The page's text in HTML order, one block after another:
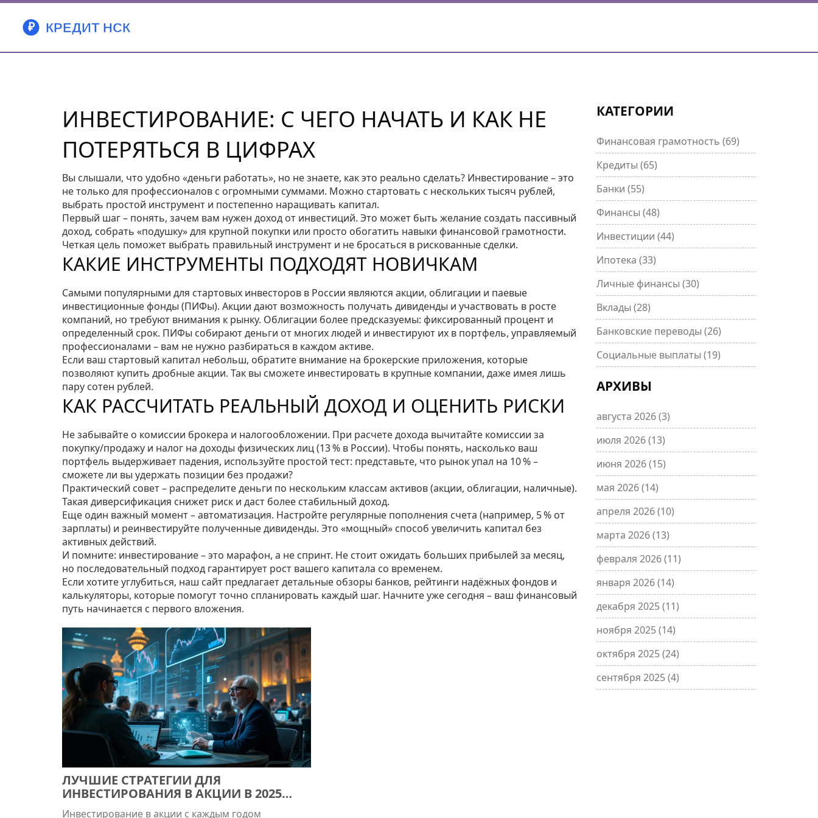
ИНВЕСТИРОВАНИЕ: С ЧЕГО НАЧАТЬ И КАК НЕ
ПОТЕРЯТЬСЯ В ЦИФРАХ
Вы слышали, что удобно «деньги работать», но не знаете, как это реально сделать? Инвестирование – это
не только для профессионалов с огромными суммами. Можно стартовать с нескольких тысяч рублей,
выбрать простой инструмент и постепенно наращивать капитал.
Первый шаг – понять, зачем вам нужен доход от инвестиций. Это может быть желание создать пассивный
доход, собрать «подушку» для крупной покупки или просто обогатить навыки финансовой грамотности.
Четкая цель поможет выбрать правильный инструмент и не бросаться в рискованные сделки.
КАКИЕ ИНСТРУМЕНТЫ ПОДХОДЯТ НОВИЧКАМ
Самыми популярными для стартовых инвесторов в России являются акции, облигации и паевые
инвестиционные фонды (ПИФы). Акции дают возможность получать дивиденды и участвовать в росте
компаний, но требуют внимания к рынку. Облигации более предсказуемы: фиксированный процент и
определенный срок. ПИФы собирают деньги от многих людей и инвестируют их в портфель, управляемый
профессионалами – вам не нужно разбираться в каждом активе.
Если ваш стартовый капитал небольш, обратите внимание на брокерские приложения, которые
позволяют купить дробные акции. Так вы сможете инвестировать в крупные компании, даже имея лишь
пару сотен рублей.
КАК РАССЧИТАТЬ РЕАЛЬНЫЙ ДОХОД И ОЦЕНИТЬ РИСКИ
Не забывайте о комиссии брокера и налогообложении. При расчете дохода вычитайте комиссии за
покупку/продажу и налог на доходы физических лиц (13 % в России). Чтобы понять, насколько ваш
портфель выдерживает падения, используйте простой тест: представьте, что рынок упал на 10 % –
сможете ли вы удержать позиции без продажи?
Практический совет – распределите деньги по нескольким классам активов (акции, облигации, наличные).
Такая диверсификация снижет риск и даст более стабильный доход.
Еще один важный момент – автоматизация. Настройте регулярные пополнения счета (например, 5 % от
зарплаты) и реинвестируйте полученные дивиденды. Это «мощный» способ увеличить капитал без
активных действий.
И помните: инвестирование – это марафон, а не спринт. Не стоит ожидать больших прибылей за месяц,
но последовательный подход гарантирует рост вашего капитала со временем.
Если хотите углубиться, наш сайт предлагает детальные обзоры банков, рейтинги надёжных фондов и
калькуляторы, которые помогут точно спланировать каждый шаг. Начните уже сегодня – ваш финансовый
путь начинается с первого вложения.
ЛУЧШИЕ СТРАТЕГИИ ДЛЯ
ИНВЕСТИРОВАНИЯ В АКЦИИ В 2025
ГОДУ
Инвестирование в акции с каждым годом
КАТЕГОРИИ
Финансовая грамотность (69)
Кредиты (65)
Банки (55)
Финансы (48)
Инвестиции (44)
Ипотека (33)
Личные финансы (30)
Вклады (28)
Банковские переводы (26)
Социальные выплаты (19)
АРХИВЫ
августа 2026(3)
июля 2026(13)
июня 2026(15)
мая 2026(14)
апреля 2026(10)
марта 2026(13)
февраля 2026(11)
января 2026(14)
декабря 2025(11)
ноября 2025(14)
октября 2025(24)
сентября 2025(4)